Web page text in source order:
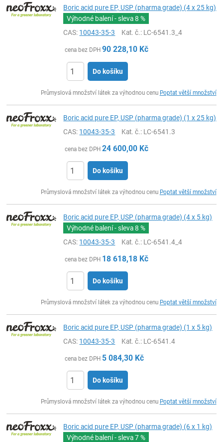
Boric acid pure EP, USP (pharma grade) (4 x 25 kg)
Výhodné balení - sleva8 %
CAS: 10043-35-3 Kat. č.: LC-6541.3_4
cena bez DPH 90 228,10 Kč
Do košíku
Průmyslová množství látek za výhodnou cenu Poptat větší množství
Boric acid pure EP, USP (pharma grade) (1 x 25 kg)
CAS: 10043-35-3 Kat. č.: LC-6541.3
cena bez DPH 24 600,00 Kč
Do košíku
Průmyslová množství látek za výhodnou cenu Poptat větší množství
Boric acid pure EP, USP (pharma grade) (4 x 5 kg)
Výhodné balení - sleva8 %
CAS: 10043-35-3 Kat. č.: LC-6541.4_4
cena bez DPH 18 618,18 Kč
Do košíku
Průmyslová množství látek za výhodnou cenu Poptat větší množství
Boric acid pure EP, USP (pharma grade) (1 x 5 kg)
CAS: 10043-35-3 Kat. č.: LC-6541.4
cena bez DPH 5 084,30 Kč
Do košíku
Průmyslová množství látek za výhodnou cenu Poptat větší množství
Boric acid pure EP, USP (pharma grade) (6 x 1 kg)
Výhodné balení - sleva7 %